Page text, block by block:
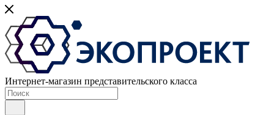
Интернет-магазин представительского класса